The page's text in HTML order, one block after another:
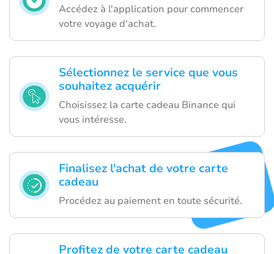
Accédez à l'application pour commencer
votre voyage d'achat.
Sélectionnez le service que vous
souhaitez acquérir
Choisissez la carte cadeau Binance qui
vous intéresse.
Finalisez l'achat de votre carte
cadeau
Procédez au paiement en toute sécurité.
Profitez de votre carte cadeau